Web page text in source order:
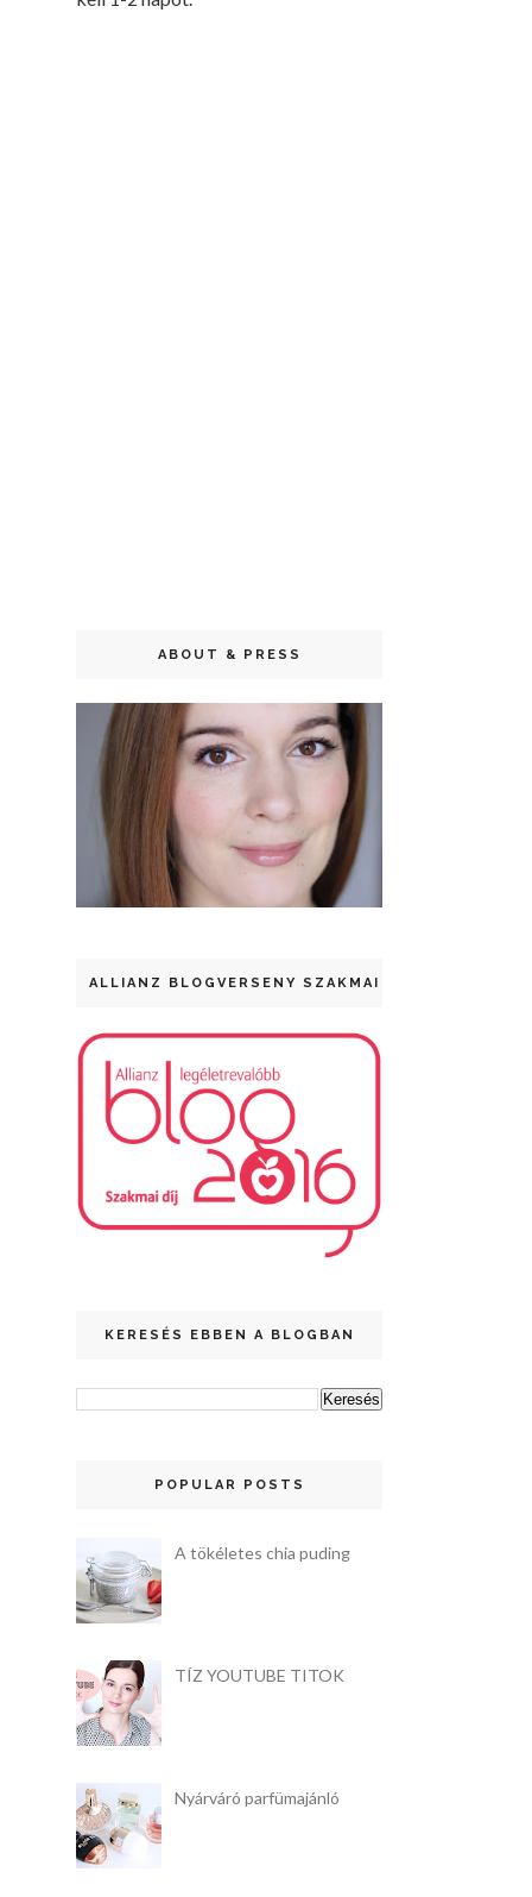
ABOUT & PRESS
ALLIANZ BLOGVERSENY SZAKMAI DÍJ
KERESÉS EBBEN A BLOGBAN
POPULAR POSTS
A tökéletes chia puding
TÍZ YOUTUBE TITOK
Nyárváró parfümajánló